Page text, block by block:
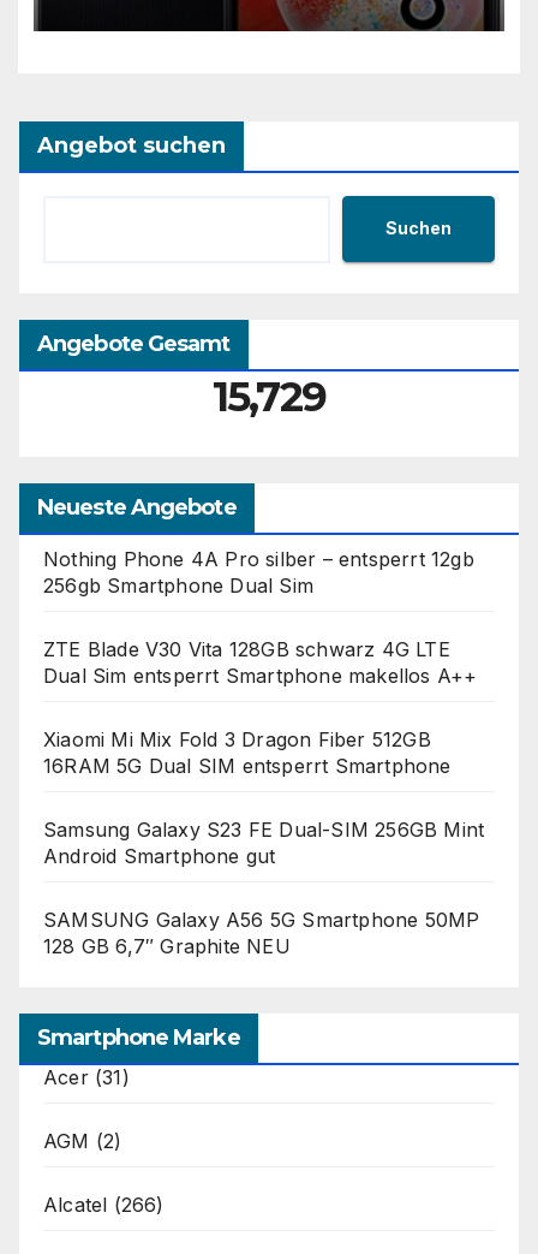
Angebot suchen
Suchen
Angebote Gesamt
15,729
Neueste Angebote
Nothing Phone 4A Pro silber – entsperrt 12gb
256gb Smartphone Dual Sim
ZTE Blade V30 Vita 128GB schwarz 4G LTE
Dual Sim entsperrt Smartphone makellos A++
Xiaomi Mi Mix Fold 3 Dragon Fiber 512GB
16RAM 5G Dual SIM entsperrt Smartphone
Samsung Galaxy S23 FE Dual-SIM 256GB Mint
Android Smartphone gut
SAMSUNG Galaxy A56 5G Smartphone 50MP
128 GB 6,7″ Graphite NEU
Smartphone Marke
Acer(31)
AGM (2)
Alcatel (266)